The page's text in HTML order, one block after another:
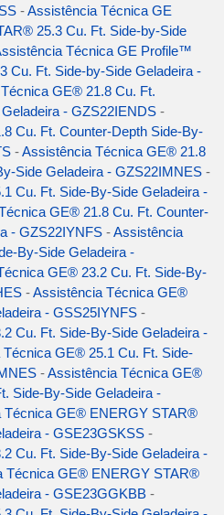
-Assistência Técnica GE
25.3 Cu. Ft. Side-by-Side
Técnica GE Profile™
Cu. Ft. Side-by-Side Geladeira -
GE® 21.8 Cu. Ft.
- GZS22IENDS -
Cu. Ft. Counter-Depth Side-By-
-Assistência Técnica GE® 21.8
Side Geladeira - GZS22IMNES -
Cu. Ft. Side-By-Side Geladeira -
GE® 21.8 Cu. Ft. Counter-
- GZS22IYNFS -Assistência
By-Side Geladeira -
GE® 23.2 Cu. Ft. Side-By-
-Assistência Técnica GE®
- GSS25IYNFS -
Cu. Ft. Side-By-Side Geladeira -
GE® 25.1 Cu. Ft. Side-
-Assistência Técnica GE®
Side-By-Side Geladeira -
Técnica GE® ENERGY STAR®
- GSE23GSKSS -
Cu. Ft. Side-By-Side Geladeira -
Técnica GE® ENERGY STAR®
- GSE23GGKBB -